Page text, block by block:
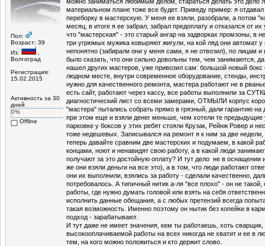
Пол:
Возраст: 39
Из:
Волгоград
Регистрация:
15.02.2015
Активность за 30
дней
0%
Offline
материальном плане тоже все будет. Приведу пример: я
переборку в мастерскую. У меня ее взяли, разобрали, а потом
месяц, в итоге я ее забрал, забрал предоплату и отказался от их
что "мастерская" - это старый ангар на задворках промзоны, в
три угрюмых мужика ковыряют жигули, на кой ляд они автомат
непонятно (забирали они у меня сами, я не отвозил), по лицам
было сказать, что они сильно довольны тем, чем занимаются,
нашел других мастеров, уже привозил сам: большой новый бокс
людном месте, внутри современное оборудование, стенды,
нужно для качественного ремонта, мастера работают не в
есть сайт, работают через кассу, все работы выполнили за
диагностический лист со всеми замерами, ОТМЫЛИ корпус
"мастера" пытались собрать прямо в грязный, дали гарантию на
при этом еще и взяли денег меньше, чем хотели те
парковке у боксов у этих ребят стояли Крузак, Рейнж Ровер и
тоже недешевых. Записывался на ремонт я к ним за две недели,
теперь давайте сравним две мастерских и подумаем, в какой
концами, ноют и ненавидят свою работу, а в какой люди
получают за это достойную оплату? И тут дело не в оснащении
же они взяли деньги на все это), а в том, что люди работают
они их выполнили, взялись за работу - сделали качественно,
потребовалось. А типичный нитик а-ля "все плохо" - он не такой,
работы, где нужно думать головой или взять на себя
исполнить данные обещания, а с любых претензий всегда
такая возможность. Именно поэтому он нытик без копейки в
подход - зарабатывают.
И тут даже не имеет значения, кем ты работаешь, хоть
высокооплачиваемой работы на всех никогда не хватит и ее в
тем, на кого можно положиться и кто держит слово.